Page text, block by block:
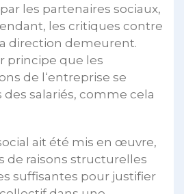
les partenaires sociaux,
les critiques contre
direction demeurent.
principe que les
de l‘entreprise se
des salariés, comme cela
ait été mis en œuvre,
de raisons structurelles
suffisantes pour justifier